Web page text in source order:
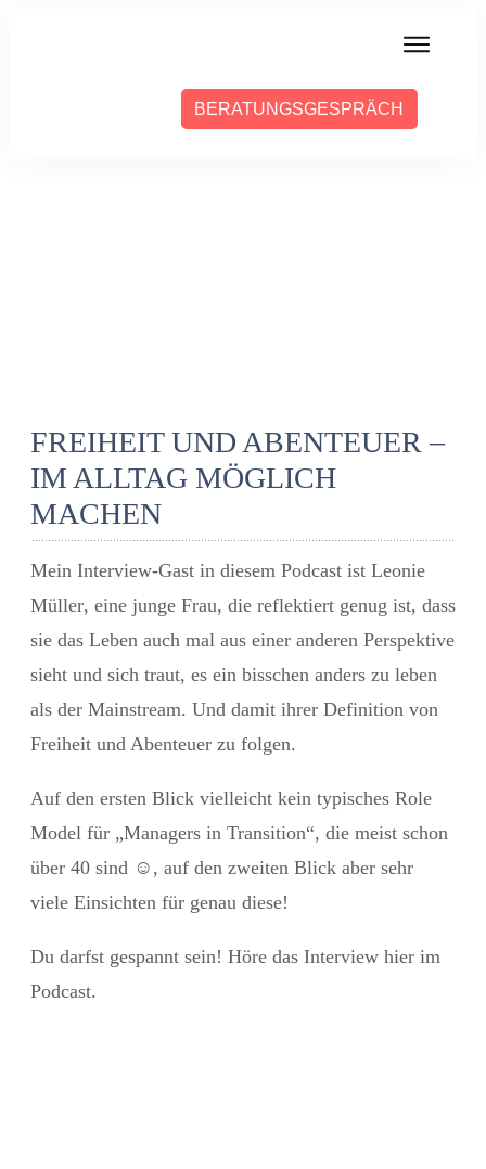
BERATUNGSGESPRÄCH
FREIHEIT UND ABENTEUER –
IM ALLTAG MÖGLICH
MACHEN
Mein Interview-Gast in diesem Podcast ist Leonie
Müller, eine junge Frau, die reflektiert genug ist, dass
sie das Leben auch mal aus einer anderen Perspektive
sieht und sich traut, es ein bisschen anders zu leben
als der Mainstream. Und damit ihrer Definition von
Freiheit und Abenteuer zu folgen.
Auf den ersten Blick vielleicht kein typisches Role
Model für „Managers in Transition“, die meist schon
über 40 sind ☺ , auf den zweiten Blick aber sehr
viele Einsichten für genau diese!
Du darfst gespannt sein! Höre das Interview hier im
Podcast.